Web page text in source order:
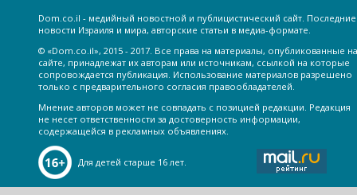
Dom.co.il - медийный новостной и публицистический сайт. Последние
новости Израиля и мира, авторские статьи в медиа-формате.
© «Dom.co.il», 2015 - 2017. Все права на материалы, опубликованные на
сайте, принадлежат их авторам или источникам, ссылкой на которые
сопровождается публикация. Использование материалов разрешено
только с предварительного согласия правообладателей.
Мнение авторов может не совпадать с позицией редакции. Редакция
не несет ответственности за достоверность информации,
содержащейся в рекламных объявлениях.
Для детей старше 16 лет.